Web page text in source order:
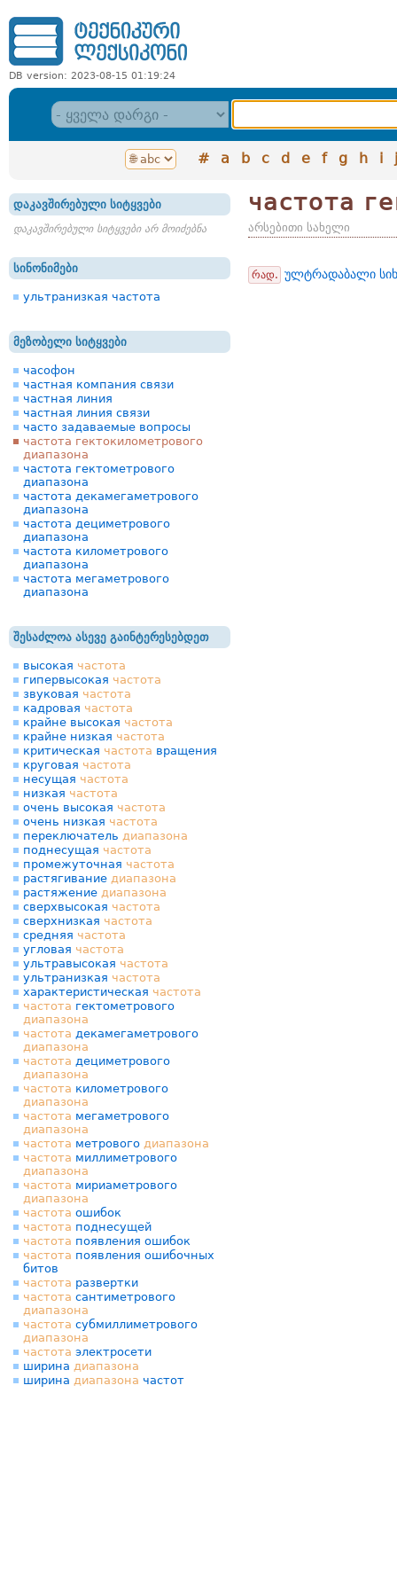
DB version: 2023-08-15 01:19:24
# a b c d e f g h i j
დაკავშირებული სიტყვები
დაკავშირებული სიტყვები არ მოიძებნა
სინონიმები
ультранизкая частота
მეზობელი სიტყვები
часофон
частная компания связи
частная линия
частная линия связи
часто задаваемые вопросы
частота гектокилометрового
диапазона
частота гектометрового
диапазона
частота декамегаметрового
диапазона
частота дециметрового
диапазона
частота километрового
диапазона
частота мегаметрового
диапазона
შესაძლოა ასევე გაინტერესებდეთ
высокая частота
гипервысокая частота
звуковая частота
кадровая частота
крайне высокая частота
крайне низкая частота
критическая частота вращения
круговая частота
несущая частота
низкая частота
очень высокая частота
очень низкая частота
переключатель диапазона
поднесущая частота
промежуточная частота
растягивание диапазона
растяжение диапазона
сверхвысокая частота
сверхнизкая частота
средняя частота
угловая частота
ультравысокая частота
ультранизкая частота
характеристическая частота
частота гектометрового
диапазона
частота декамегаметрового
диапазона
частота дециметрового
диапазона
частота километрового
диапазона
частота мегаметрового
диапазона
частота метрового диапазона
частота миллиметрового
диапазона
частота мириаметрового
диапазона
частота ошибок
частота поднесущей
частота появления ошибок
частота появления ошибочных
битов
частота развертки
частота сантиметрового
диапазона
частота субмиллиметрового
диапазона
частота электросети
ширина диапазона
ширина диапазона частот
частота
არსებითი სახელი
რად. ულტრადაბალი